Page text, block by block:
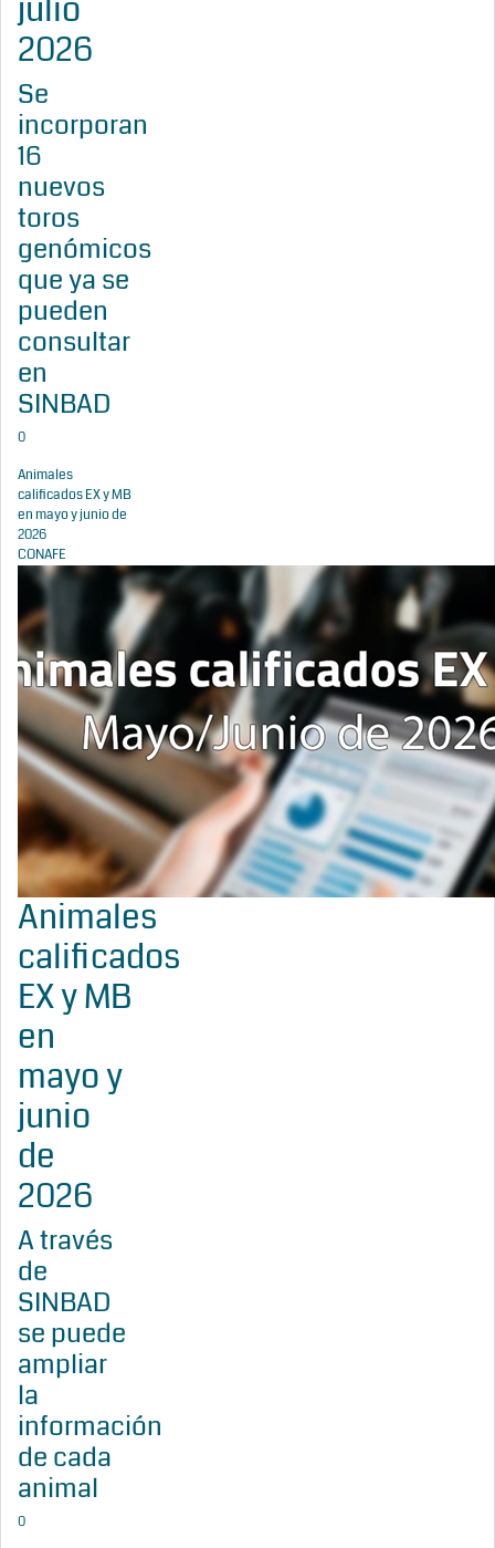
julio
2026
Se
incorporan
16
nuevos
toros
genómicos
que ya se
pueden
consultar
en
SINBAD
0
Animales
calificados EX y MB
en mayo y junio de
2026
CONAFE
Animales
calificados
EX y MB
en
mayo y
junio
de
2026
A través
de
SINBAD
se puede
ampliar
la
información
de cada
animal
0